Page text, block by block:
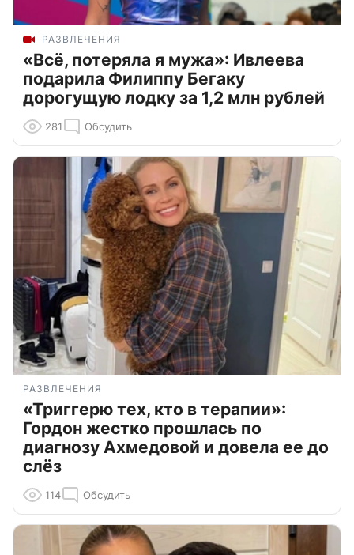
РАЗВЛЕЧЕНИЯ
«Всё, потеряла я мужа»: Ивлеева
подарила Филиппу Бегаку
дорогущую лодку за 1,2 млн рублей
281 Обсудить
РАЗВЛЕЧЕНИЯ
«Триггерю тех, кто в терапии»:
Гордон жестко прошлась по
диагнозу Ахмедовой и довела ее до
слёз
114 Обсудить